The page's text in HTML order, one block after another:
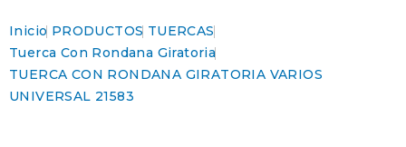
Inicio PRODUCTOS TUERCAS
Tuerca Con Rondana Giratoria
TUERCA CON RONDANA GIRATORIA VARIOS
UNIVERSAL 21583